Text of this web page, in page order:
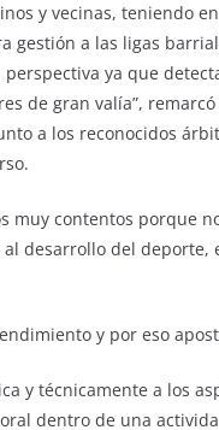
y vecinas, teniendo
gestión a las ligas
ya que
de gran valía”,
a los reconocidos
muy contentos porque
desarrollo del deporte,
y por eso
y técnicamente a los
dentro de una